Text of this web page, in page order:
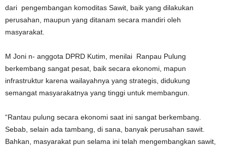
dari pengembangan komoditas Sawit, baik yang dilakukan
perusahan, maupun yang ditanam secara mandiri oleh
masyarakat.
M Joni n- anggota DPRD Kutim, menilai Ranpau Pulung
berkembang sangat pesat, baik secara ekonomi, mapun
infrastruktur karena wailayahnya yang strategis, didukung
semangat masyarakatnya yang tinggi untuk membangun.
“Rantau pulung secara ekonomi saat ini sangat berkembang.
Sebab, selain ada tambang, di sana, banyak perusahan sawit.
Bahkan, masyarakat pun selama ini telah mengembangkan sawit,